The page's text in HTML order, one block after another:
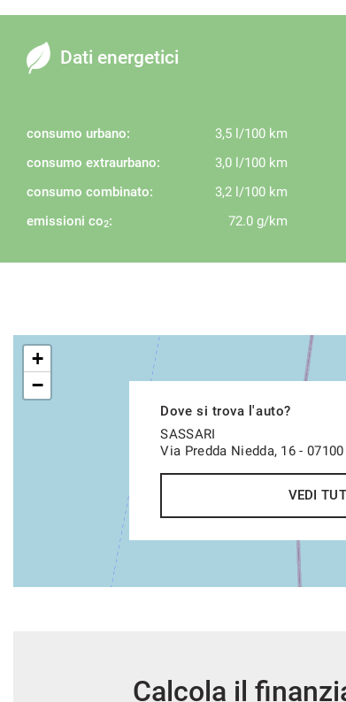
Dati energetici
consumo urbano:
3,5 l/100 km
consumo extraurbano:
3,0 l/100 km
consumo combinato:
3,2 l/100 km
emissioni co2: 72.0 g/km
Dove si trova l'auto?
SASSARI
Via Predda Niedda, 16 -
VEDI
+
−
Calcola il